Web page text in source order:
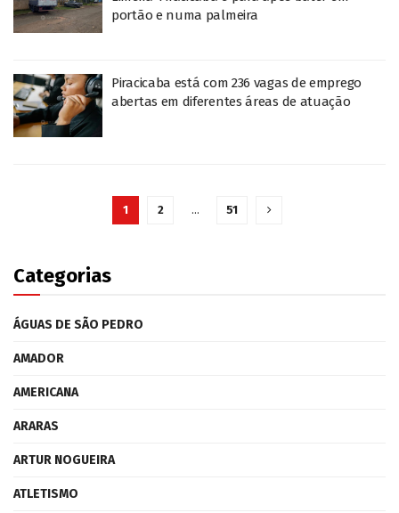
portão e numa palmeira
Piracicaba está com 236 vagas de emprego
abertas em diferentes áreas de atuação
1 2 … 51
Categorias
ÁGUAS DE SÃO PEDRO
AMADOR
AMERICANA
ARARAS
ARTUR NOGUEIRA
ATLETISMO